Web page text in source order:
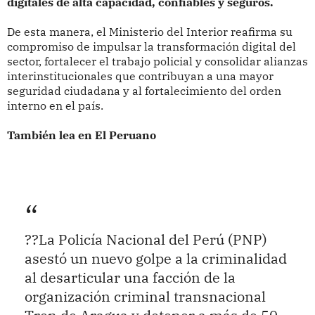
De esta manera, el Ministerio del Interior reafirma su
compromiso de impulsar la transformación digital del
sector, fortalecer el trabajo policial y consolidar alianzas
interinstitucionales que contribuyan a una mayor
seguridad ciudadana y al fortalecimiento del orden
interno en el país.
También lea en El Peruano
??La Policía Nacional del Perú (PNP)
asestó un nuevo golpe a la criminalidad
al desarticular una facción de la
organización criminal transnacional